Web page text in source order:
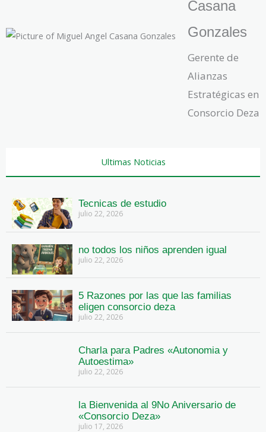
Casana
Gonzales
Gerente de
Alianzas
Estratégicas en
Consorcio Deza
Ultimas Noticias
Tecnicas de estudio
julio 22, 2026
no todos los niños aprenden igual
julio 22, 2026
5 Razones por las que las familias
eligen consorcio deza
julio 22, 2026
Charla para Padres «Autonomia y
Autoestima»
julio 22, 2026
la Bienvenida al 9No Aniversario de
«Consorcio Deza»
julio 17, 2026